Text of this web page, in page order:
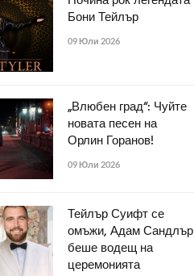
Бони Тейлър
09 Юли 2026
„Влюбен град“: Чуйте
новата песен на
Орлин Горанов!
09 Юли 2026
Тейлър Суифт се
омъжи, Адам Сандлър
беше водещ на
церемонията